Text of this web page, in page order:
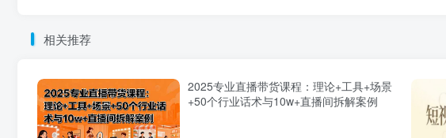
相关推荐
2025专业直播带货课程：理论+工具+场景
+50个行业话术与10w+直播间拆解案例